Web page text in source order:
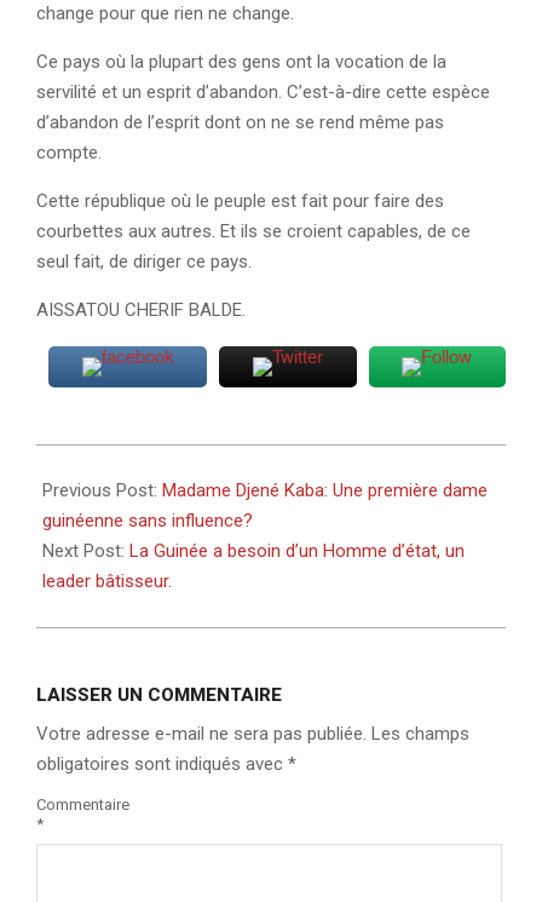
change pour que rien ne change.
Ce pays où la plupart des gens ont la vocation de la
servilité et un esprit d’abandon. C’est-à-dire cette espèce
d’abandon de l’esprit dont on ne se rend même pas
compte.
Cette république où le peuple est fait pour faire des
courbettes aux autres. Et ils se croient capables, de ce
seul fait, de diriger ce pays.
AISSATOU CHERIF BALDE.
02-
20
Previous Post: Madame Djené Kaba: Une première dame
guinéenne sans influence?
Next Post: La Guinée a besoin d’un Homme d’état, un
leader bâtisseur.
LAISSER UN COMMENTAIRE
Votre adresse e-mail ne sera pas publiée. Les champs
obligatoires sont indiqués avec *
Commentaire
*